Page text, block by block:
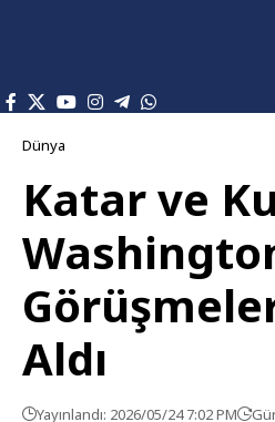
Dünya
Katar ve
Aldı
Yayınlandı: 2026/05/24 7:02 PM